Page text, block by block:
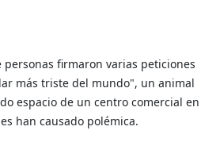
personas firmaron varias peticiones
más triste del mundo", un animal
espacio de un centro comercial en
han causado polémica.